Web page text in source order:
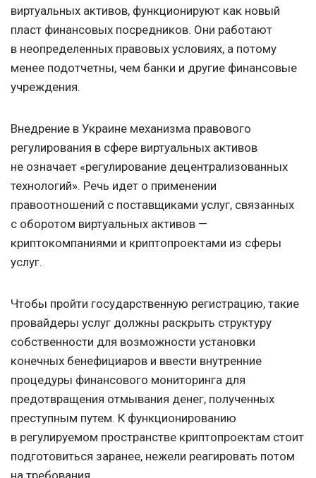
виртуальных активов, функционируют как новый
пласт финансовых посредников. Они работают
в неопределенных правовых условиях, а потому
менее подотчетны, чем банки и другие финансовые
учреждения.
Внедрение в Украине механизма правового
регулирования в сфере виртуальных активов
не означает «регулирование децентрализованных
технологий». Речь идет о применении
правоотношений с поставщиками услуг, связанных
с оборотом виртуальных активов —
криптокомпаниями и криптопроектами из сферы
услуг.
Чтобы пройти государственную регистрацию, такие
провайдеры услуг должны раскрыть структуру
собственности для возможности установки
конечных бенефициаров и ввести внутренние
процедуры финансового мониторинга для
предотвращения отмывания денег, полученных
преступным путем. К функционированию
в регулируемом пространстве криптопроектам стоит
подготовиться заранее, нежели реагировать потом